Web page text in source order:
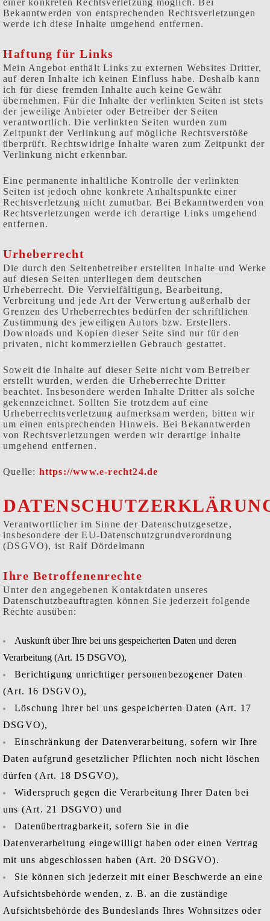
einer konkreten Rechtsverletzung möglich. Bei
Bekanntwerden von entsprechenden Rechtsverletzungen
werde ich diese Inhalte umgehend entfernen.
Haftung für Links
Mein Angebot enthält Links zu externen Websites Dritter,
auf deren Inhalte ich keinen Einfluss habe. Deshalb kann
ich für diese fremden Inhalte auch keine Gewähr
übernehmen. Für die Inhalte der verlinkten Seiten ist stets
der jeweilige Anbieter oder Betreiber der Seiten
verantwortlich. Die verlinkten Seiten wurden zum
Zeitpunkt der Verlinkung auf mögliche Rechtsverstöße
überprüft. Rechtswidrige Inhalte waren zum Zeitpunkt der
Verlinkung nicht erkennbar.
Eine permanente inhaltliche Kontrolle der verlinkten
Seiten ist jedoch ohne konkrete Anhaltspunkte einer
Rechtsverletzung nicht zumutbar. Bei Bekanntwerden von
Rechtsverletzungen werde ich derartige Links umgehend
entfernen.
Urheberrecht
Die durch den Seitenbetreiber erstellten Inhalte und Werke
auf diesen Seiten unterliegen dem deutschen
Urheberrecht. Die Vervielfältigung, Bearbeitung,
Verbreitung und jede Art der Verwertung außerhalb der
Grenzen des Urheberrechtes bedürfen der schriftlichen
Zustimmung des jeweiligen Autors bzw. Erstellers.
Downloads und Kopien dieser Seite sind nur für den
privaten, nicht kommerziellen Gebrauch gestattet.
Soweit die Inhalte auf dieser Seite nicht vom Betreiber
erstellt wurden, werden die Urheberrechte Dritter
beachtet. Insbesondere werden Inhalte Dritter als solche
gekennzeichnet. Sollten Sie trotzdem auf eine
Urheberrechtsverletzung aufmerksam werden, bitten wir
um einen entsprechenden Hinweis. Bei Bekanntwerden
von Rechtsverletzungen werden wir derartige Inhalte
umgehend entfernen.
Quelle: https://www.e-recht24.de
Verantwortlicher im Sinne der Datenschutzgesetze,
insbesondere der EU-Datenschutzgrundverordnung
(DSGVO), ist Ralf Dördelmann
Ihre Betroffenenrechte
Unter den angegebenen Kontaktdaten unseres
Datenschutzbeauftragten können Sie jederzeit folgende
Rechte ausüben:
Auskunft über Ihre bei uns gespeicherten Daten und deren
Verarbeitung (Art. 15 DSGVO),
Berichtigung unrichtiger personenbezogener Daten
(Art. 16 DSGVO),
Löschung Ihrer bei uns gespeicherten Daten (Art. 17
DSGVO),
Einschränkung der Datenverarbeitung, sofern wir Ihre
Daten aufgrund gesetzlicher Pflichten noch nicht löschen
dürfen (Art. 18 DSGVO),
Widerspruch gegen die Verarbeitung Ihrer Daten bei
uns (Art. 21 DSGVO) und
Datenübertragbarkeit, sofern Sie in die
Datenverarbeitung eingewilligt haben oder einen Vertrag
mit uns abgeschlossen haben (Art. 20 DSGVO).
Sie können sich jederzeit mit einer Beschwerde an eine
Aufsichtsbehörde wenden, z. B. an die zuständige
Aufsichtsbehörde des Bundeslands Ihres Wohnsitzes oder